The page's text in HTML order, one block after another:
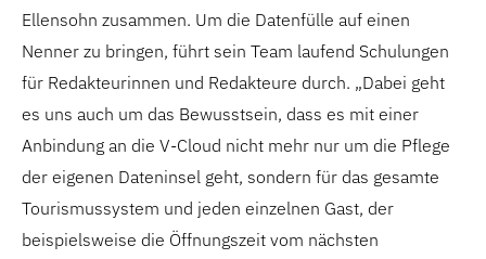
Ellensohn zusammen. Um die Datenfülle auf einen
Nenner zu bringen, führt sein Team laufend Schulungen
für Redakteurinnen und Redakteure durch. „Dabei geht
es uns auch um das Bewusstsein, dass es mit einer
Anbindung an die V-Cloud nicht mehr nur um die Pflege
der eigenen Dateninsel geht, sondern für das gesamte
Tourismussystem und jeden einzelnen Gast, der
beispielsweise die Öffnungszeit vom nächsten